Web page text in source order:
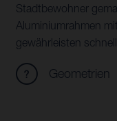
Stadtbewohner
Aluminiumrahmen
gewährleisten
Geometrien